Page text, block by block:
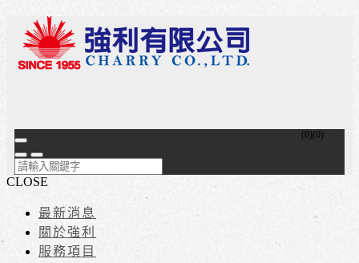
(0)(0)
CLOSE
最新消息
關於強利
服務項目